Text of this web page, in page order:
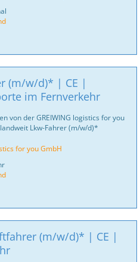
(m/w/d)* | CE |
im Fernverkehr
von der GREIWING logistics for you
Lkw-Fahrer (m/w/d)*
for you GmbH
(m/w/d)* | CE |